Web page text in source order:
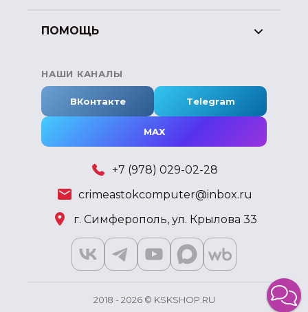
ПОМОЩЬ
НАШИ КАНАЛЫ
ВКонтакте Telegram
MAX
+7 (978) 029-02-28
crimeastokcomputer@inbox.ru
г. Симферополь, ул. Крылова 33
2018 - 2026 © KSKSHOP.RU